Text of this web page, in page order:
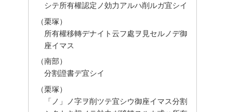
シテ所有權認定ノ効力アルハ削ルガ宜シイ
（栗塚）
所有權移轉デナイト云フ處ヲ見セルノデ御
座イマス
（南部）
分割證書デ宜シイ
（栗塚）
「ノ」ノ字ヲ削ツテ宜シウ御座イマス分割